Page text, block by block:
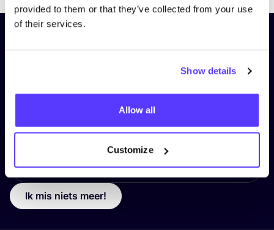
provided to them or that they’ve collected from your use
of their services.
Show details
Allow all
Customize
Ik mis niets meer!